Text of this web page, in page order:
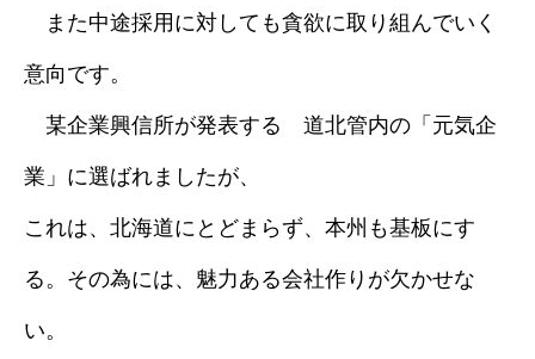
また中途採用に対しても貪欲に取り組んでいく
意向です。
某企業興信所が発表する 道北管内の「元気企
業」に選ばれましたが、
これは、北海道にとどまらず、本州も基板にす
る。その為には、魅力ある会社作りが欠かせな
い。